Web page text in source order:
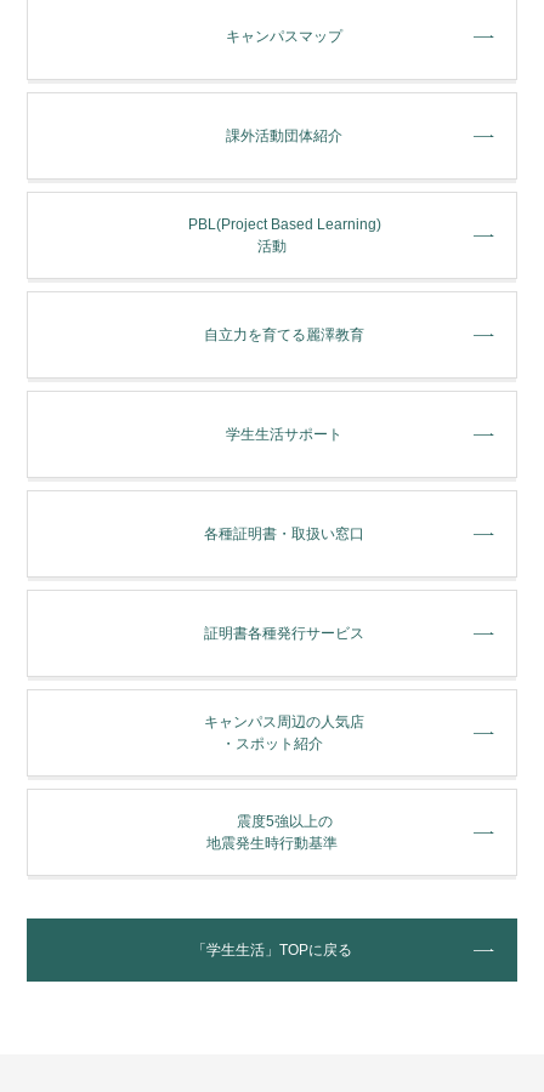
キャンパスマップ
課外活動団体紹介
PBL(Project Based Learning)
活動
⾃⽴⼒を育てる麗澤教育
学⽣⽣活サポート
各種証明書・取扱い窓⼝
証明書各種発行サービス
キャンパス周辺の人気店
・スポット紹介
震度5強以上の
地震発生時行動基準
「学生生活」TOPに戻る